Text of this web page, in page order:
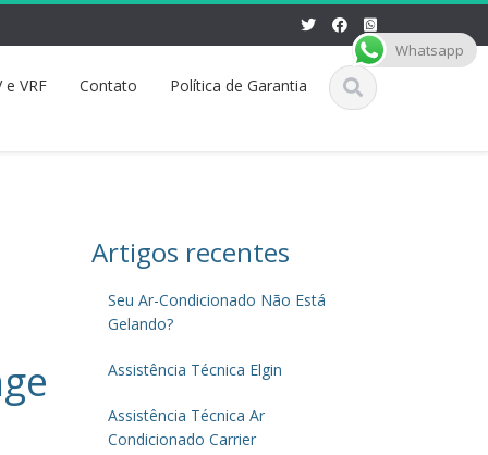
e VRF Contato Política de Garantia
Artigos recentes
Seu Ar-Condicionado Não Está
Gelando?
Assistência Técnica Elgin
Assistência Técnica Ar
Condicionado Carrier
Whatsapp